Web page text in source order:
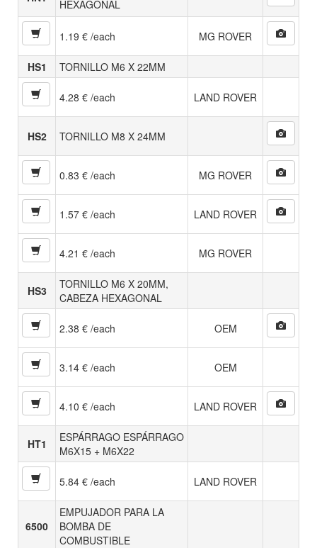
HEXAGONAL
1.19 € /each MG ROVER
HS1 TORNILLO M6 X 22MM
4.28 € /each LAND ROVER
HS2 TORNILLO M8 X 24MM
0.83 € /each MG ROVER
1.57 € /each LAND ROVER
4.21 € /each MG ROVER
HS3
TORNILLO M6 X 20MM,
CABEZA HEXAGONAL
2.38 € /each OEM
3.14 € /each OEM
4.10 € /each LAND ROVER
HT1
ESPÁRRAGO ESPÁRRAGO
M6X15 + M6X22
5.84 € /each LAND ROVER
6500
EMPUJADOR PARA LA
BOMBA DE
COMBUSTIBLE